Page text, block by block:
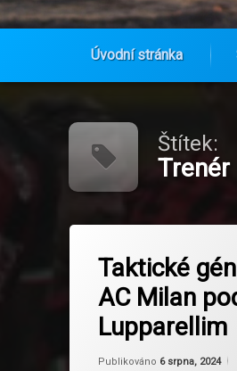
Úvodní stránka
Štítek:
Taktické
AC Milan
Lupparellim
Publikováno 6 srpna, 2024
AC Milan
Evropské soutěže
Fotbalová historie